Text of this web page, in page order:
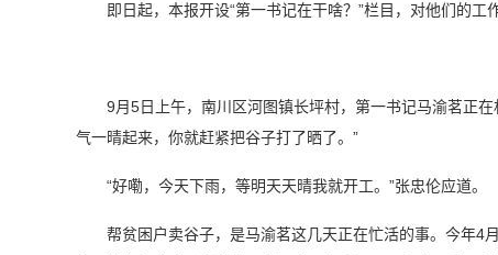
即日起，本报开设“第一书记在干啥？”栏目，对他们的工
9月5日上午，南川区河图镇长坪村，第一书记马渝茗正在
气一晴起来，你就赶紧把谷子打了晒了。”
“好嘞，今天下雨，等明天天晴我就开工。”张忠伦应道。
帮贫困户卖谷子，是马渝茗这几天正在忙活的事。今年4